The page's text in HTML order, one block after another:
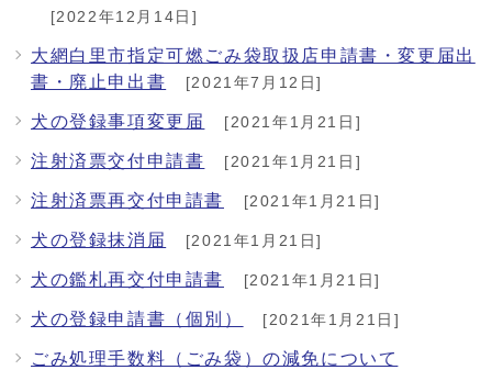
[2022年12月14日]
大網白里市指定可燃ごみ袋取扱店申請書・変更届出
書・廃止申出書
[2021年7月12日]
犬の登録事項変更届 [2021年1月21日]
注射済票交付申請書 [2021年1月21日]
注射済票再交付申請書 [2021年1月21日]
犬の登録抹消届 [2021年1月21日]
犬の鑑札再交付申請書 [2021年1月21日]
犬の登録申請書（個別） [2021年1月21日]
ごみ処理手数料（ごみ袋）の減免について